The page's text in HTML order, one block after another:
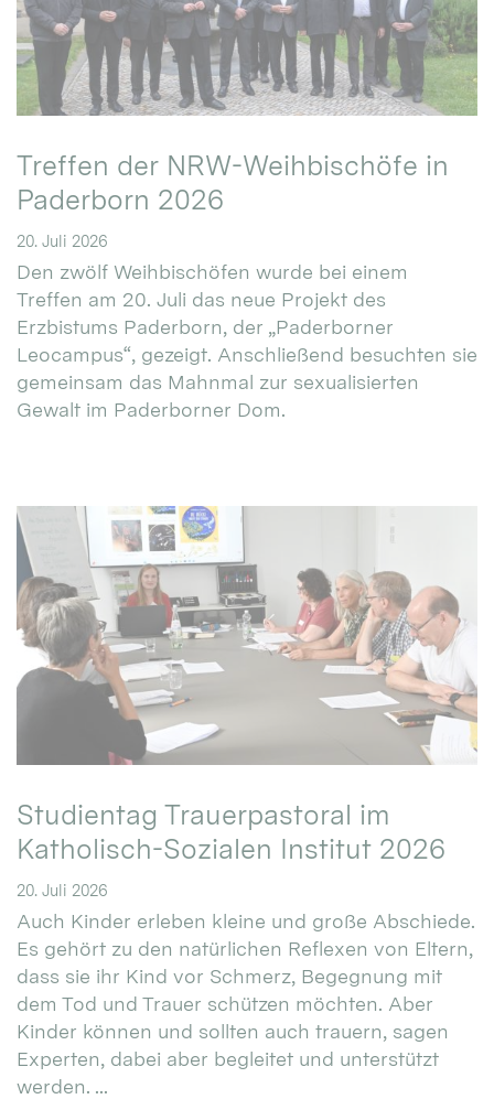
Treffen der NRW-Weihbischöfe in
Paderborn 2026
20. Juli 2026
Den zwölf Weihbischöfen wurde bei einem
Treffen am 20. Juli das neue Projekt des
Erzbistums Paderborn, der „Paderborner
Leocampus“, gezeigt. Anschließend besuchten sie
gemeinsam das Mahnmal zur sexualisierten
Gewalt im Paderborner Dom.
Studientag Trauerpastoral im
Katholisch-Sozialen Institut 2026
20. Juli 2026
Auch Kinder erleben kleine und große Abschiede.
Es gehört zu den natürlichen Reflexen von Eltern,
dass sie ihr Kind vor Schmerz, Begegnung mit
dem Tod und Trauer schützen möchten. Aber
Kinder können und sollten auch trauern, sagen
Experten, dabei aber begleitet und unterstützt
werden. ...